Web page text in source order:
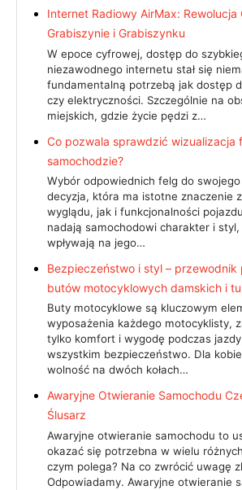
Internet Radiowy AirMax: Rewolucja
Grabiszynie i Grabiszynku
W epoce cyfrowej, dostęp do
niezawodnego internetu stał się
fundamentalną potrzebą jak dostęp
czy elektryczności. Szczególnie na
miejskich, gdzie życie pędzi z…
Co pozwala sprawdzić wizualizacja
samochodzie?
Wybór odpowiednich felg do
decyzja, która ma istotne znaczenie
wyglądu, jak i funkcjonalności
nadają samochodowi charakter i
wpływają na jego…
Bezpieczeństwo i styl – przewodnik
butów motocyklowych damskich i
Buty motocyklowe są kluczowym
wyposażenia każdego motocyklisty,
tylko komfort i wygodę podczas
wszystkim bezpieczeństwo. Dla
wolność na dwóch kołach…
Awaryjne Otwieranie Samochodu
Ślusarz
Awaryjne otwieranie samochodu to
okazać się potrzebna w wielu
czym polega? Na co zwrócić uwagę
Odpowiadamy. Awaryjne otwieranie